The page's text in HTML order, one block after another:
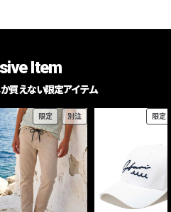
Item
買えない限定アイテム
限定 別注 限定